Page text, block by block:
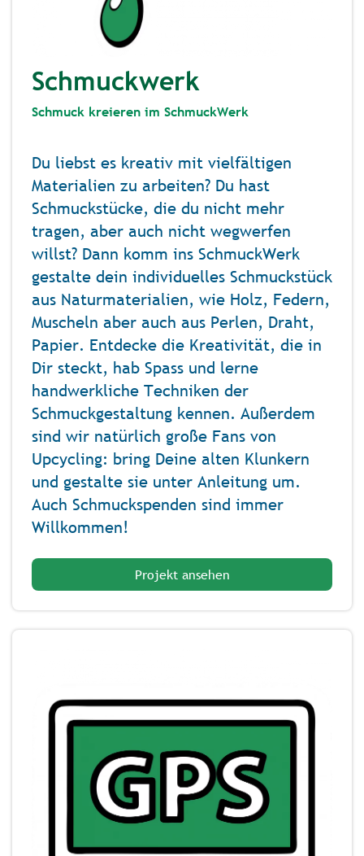
Schmuckwerk
Schmuck kreieren im SchmuckWerk
Du liebst es kreativ mit vielfältigen
Materialien zu arbeiten? Du hast
Schmuckstücke, die du nicht mehr
tragen, aber auch nicht wegwerfen
willst? Dann komm ins SchmuckWerk
gestalte dein individuelles Schmuckstück
aus Naturmaterialien, wie Holz, Federn,
Muscheln aber auch aus Perlen, Draht,
Papier. Entdecke die Kreativität, die in
Dir steckt, hab Spass und lerne
handwerkliche Techniken der
Schmuckgestaltung kennen. Außerdem
sind wir natürlich große Fans von
Upcycling: bring Deine alten Klunkern
und gestalte sie unter Anleitung um.
Auch Schmuckspenden sind immer
Willkommen!
Projekt ansehen